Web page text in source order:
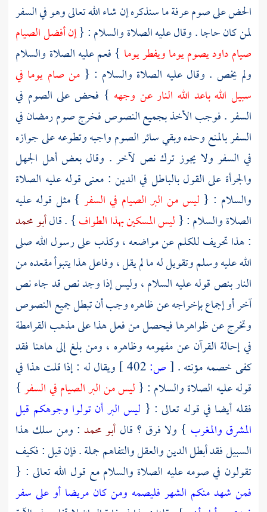
الحض على صومعرفةما سنذكره إن شاء الله تعالى وهو في السفر
لمن كان حاجا . وقال عليه الصلاة والسلام : {إن أفضل الصيام
صيامداوديصوم يوما ويفطر يوما } فعم عليه الصلاة والسلام
ولم يخص . وقال عليه الصلاة والسلام : {من صام يوما في
سبيل الله باعد الله النار عن وجهه } فحض على الصوم في
السفر . فوجب الأخذ بجميع النصوص فخرج صوم رمضان في
السفر بالمنع وحده وبقي سائر الصوم واجبه وتطوعه على جوازه
في السفر ولا يجوز ترك نص لآخر . وقال بعض أهل الجهل
والجرأة على القول بالباطل في الدين : معنى قوله عليه الصلاة
والسلام : { ليس من البر الصيام في السفر } مثل قوله عليه
الصلاة والسلام : { ليس المسكين بهذا الطواف} . قالأبو محمد
: هذا تحريف للكلم عن مواضعه ، وكذب على رسول الله صلى
الله عليه وسلم وتقويل له ما لم يقل ، وفاعل هذا يتبوأ مقعده من
النار بنص قوله عليه السلام ، وليس إذا وجد نص قد جاء نص
آخر أو إجماع بإخراجه عن ظاهره وجب أن تبطل جميع النصوص
وتخرج عن ظواهرها فيحصل من فعل هذا على مذهبالقرامطة
في إحالة القرآن عن مفهومه وظاهره ، ومن بلغ إلى هاهنا فقد
كفى خصمه مؤنته . [ص:
ويقال له : إذا قلت هذا في
قوله عليه الصلاة والسلام : { ليس من البر الصيام في السفر}
فقله أيضا في قوله تعالى : { ليس البر أن تولوا وجوهكم قبل
المشرق والمغرب } ولا فرق ؟ قال أبو محمد : ومن سلك هذا
السبيل فقد أبطل الدين والعقل والتفاهم جملة . فإن قيل : فكيف
تقولون في صومه عليه الصلاة والسلام مع قول الله تعالى : {
فمن شهد منكم الشهر فليصمه ومن كان مريضا أو على سفر